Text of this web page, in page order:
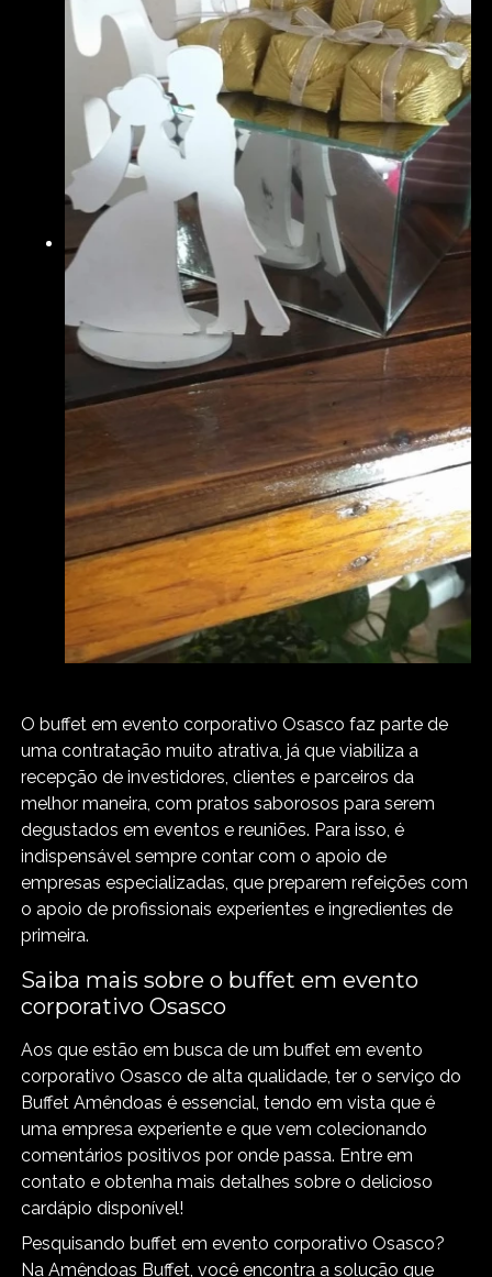
O buffet em evento corporativo Osasco faz parte de
uma contratação muito atrativa, já que viabiliza a
recepção de investidores, clientes e parceiros da
melhor maneira, com pratos saborosos para serem
degustados em eventos e reuniões. Para isso, é
indispensável sempre contar com o apoio de
empresas especializadas, que preparem refeições com
o apoio de profissionais experientes e ingredientes de
primeira.
Saiba mais sobre o buffet em evento
corporativo Osasco
Aos que estão em busca de um buffet em evento
corporativo Osasco de alta qualidade, ter o serviço do
Buffet Amêndoas é essencial, tendo em vista que é
uma empresa experiente e que vem colecionando
comentários positivos por onde passa. Entre em
contato e obtenha mais detalhes sobre o delicioso
cardápio disponível!
Pesquisando buffet em evento corporativo Osasco?
Na Amêndoas Buffet, você encontra a solução que